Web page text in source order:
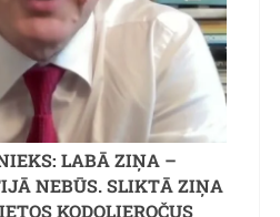
LABĀ ZIŅA –
NEBŪS. SLIKTĀ ZIŅA
KODOLIEROČUS